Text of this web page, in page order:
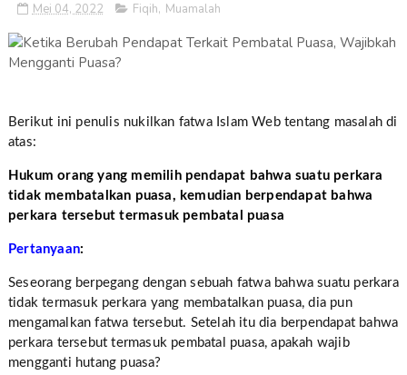
Mei 04, 2022 Fiqih, Muamalah
Berikut ini penulis nukilkan fatwa Islam Web tentang masalah di
atas:
Hukum orang yang memilih pendapat bahwa suatu perkara
tidak membatalkan puasa, kemudian berpendapat bahwa
perkara tersebut termasuk pembatal puasa
Pertanyaan:
Seseorang berpegang dengan sebuah fatwa bahwa suatu perkara
tidak termasuk perkara yang membatalkan puasa, dia pun
mengamalkan fatwa tersebut. Setelah itu dia berpendapat bahwa
perkara tersebut termasuk pembatal puasa, apakah wajib
mengganti hutang puasa?